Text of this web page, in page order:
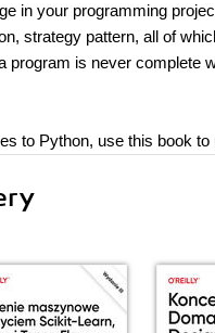
in your programming
strategy pattern, all of
program is never complete
to Python, use this book